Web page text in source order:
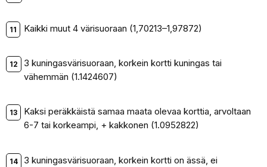
Kaikki muut 4 värisuoraan (1,70213–1,97872)
3 kuningasvärisuoraan, korkein kortti kuningas tai
vähemmän (1.1424607)
Kaksi peräkkäistä samaa maata olevaa korttia, arvoltaan
6-7 tai korkeampi, + kakkonen (1.0952822)
3 kuningasvärisuoraan, korkein kortti on ässä, ei